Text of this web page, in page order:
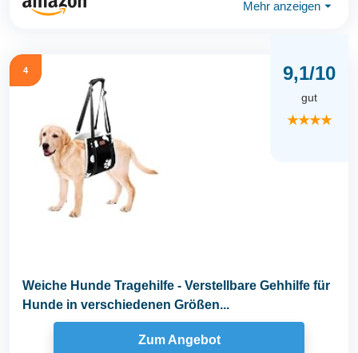
Mehr anzeigen ⏷
4 9,1/10
gut
★★★★
Weiche Hunde Tragehilfe - Verstellbare Gehhilfe für
Hunde in verschiedenen Größen...
Zum Angebot